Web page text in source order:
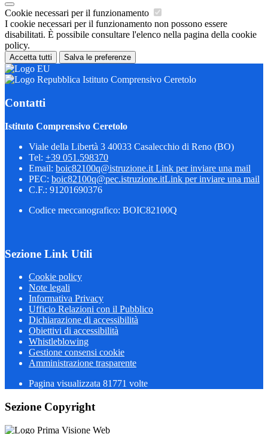
Cookie necessari per il funzionamento
I cookie necessari per il funzionamento non possono essere
disabilitati. È possibile consultare l'elenco nella pagina della cookie
policy.
Accetta tutti Salva le preferenze
Istituto Comprensivo Ceretolo
Contatti
Istituto Comprensivo Ceretolo
Viale della Libertà 3 40033 Casalecchio di Reno (BO)
Tel: +39 051.598370
Email: boic82100q@istruzione.it Link per inviare una mail
PEC: boic82100q@pec.istruzione.itLink per inviare una mail
C.F.: 91201690376
Codice meccanografico: BOIC82100Q
Sezione Link Utili
Cookie policy
Note legali
Informativa Privacy
Ufficio Relazioni con il Pubblico
Dichiarazione di accessibilità
Obiettivi di accessibilità
Whistleblowing
Gestione consensi cookie
Amministrazione trasparente
Pagina visualizzata 81771 volte
Sezione Copyright